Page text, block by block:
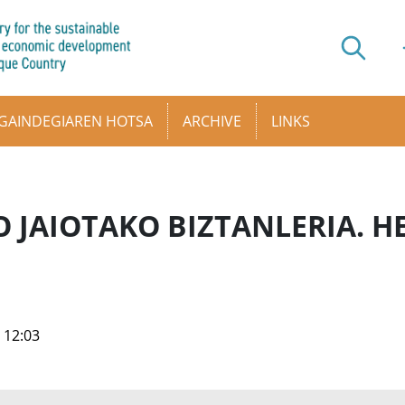
HOTSA ARCHIVE LINKS
JAIOTAKO BIZTANLERIA.